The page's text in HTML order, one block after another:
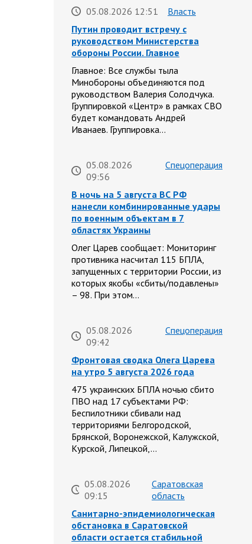
05.08.2026 12:51
Власть
Путин проводит встречу с
руководством Министерства
обороны России. Главное
Главное: Все службы тыла
Минобороны объединяются под
руководством Валерия Солодчука.
Группировкой «Центр» в рамках СВО
будет командовать Андрей
Иванаев. Группировка…
05.08.2026
09:56
Спецоперация
В ночь на 5 августа ВС РФ
нанесли комбинированные удары
по военным объектам в 7
областях Украины
Олег Царев сообщает: Мониторинг
противника насчитал 115 БПЛА,
запущенных с территории России, из
которых якобы «сбиты/подавлены»
– 98. При этом…
05.08.2026
09:42
Спецоперация
Фронтовая сводка Олега Царева
на утро 5 августа 2026 года
475 украинских БПЛА ночью сбито
ПВО над 17 субъектами РФ:
Беспилотники сбивали над
территориями Белгородской,
Брянской, Воронежской, Калужской,
Курской, Липецкой,…
05.08.2026
09:15
Саратовская
область
Санитарно-эпидемиологическая
обстановка в Саратовской
области остается стабильной